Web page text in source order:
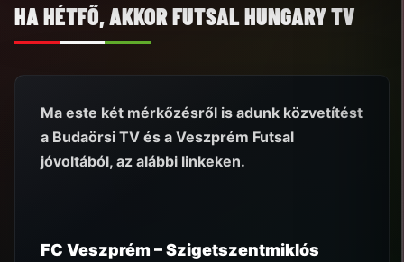
HA HÉTFŐ, AKKOR FUTSAL HUNGARY TV
Ma este két mérkőzésről is adunk közvetítést
a Budaörsi TV és a Veszprém Futsal
jóvoltából, az alábbi linkeken.
FC Veszprém – Szigetszentmiklós